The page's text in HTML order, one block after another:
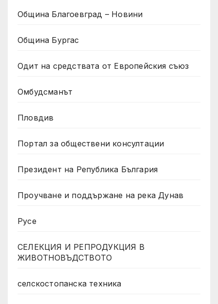
Община Благоевград – Новини
Община Бургас
Одит на средствата от Европейския съюз
Омбудсманът
Пловдив
Портал за обществени консултации
Президент на Република България
Проучване и поддържане на река Дунав
Русе
СЕЛЕКЦИЯ И РЕПРОДУКЦИЯ В
ЖИВОТНОВЪДСТВОТО
селскостопанска техника